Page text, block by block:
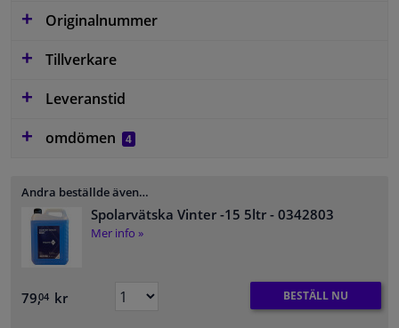
Originalnummer
Tillverkare
Leveranstid
omdömen
4
Andra beställde även…
Spolarvätska Vinter -15 5ltr - 0342803
Mer info »
79,04 kr BESTÄLL NU